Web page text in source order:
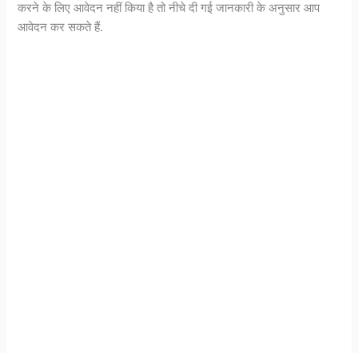
करने के लिए आवेदन नहीं किया है तो नीचे दी गई जानकारी के अनुसार आप
आवेदन कर सकते हैं.